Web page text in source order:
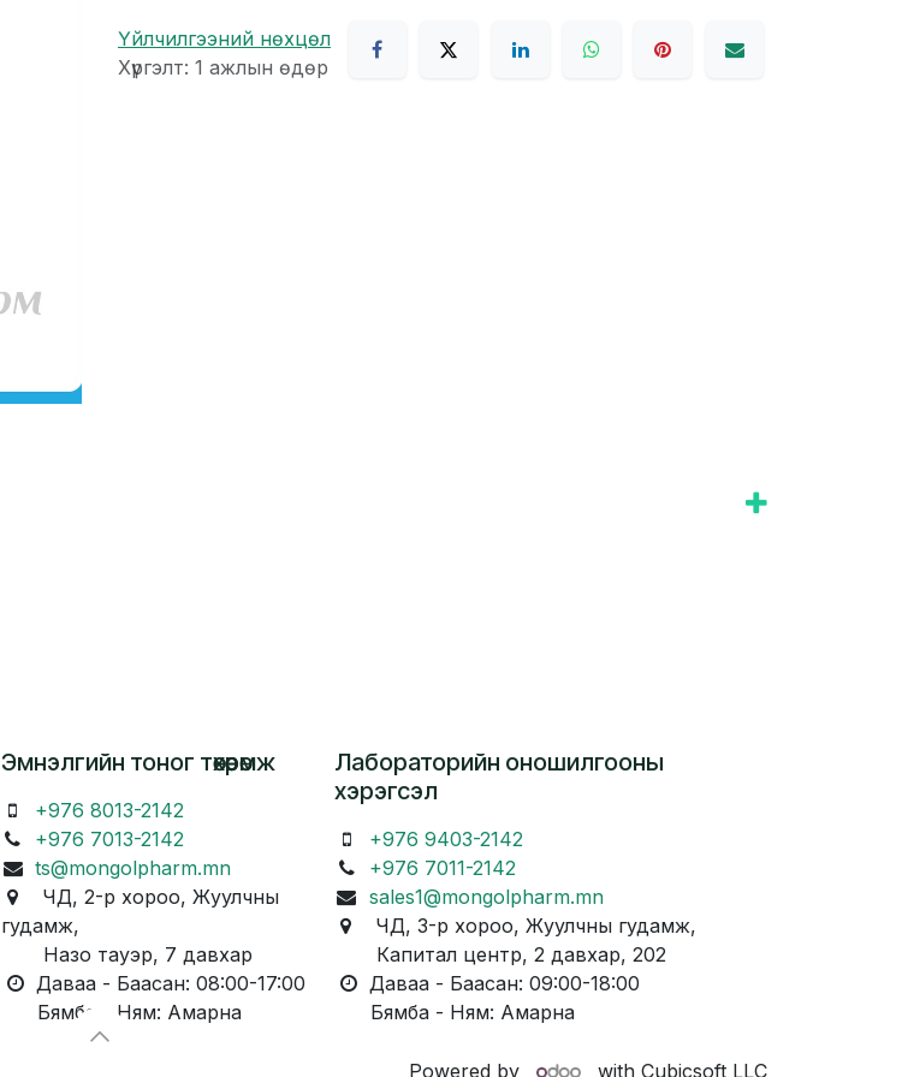
Үйлчилгээний нөхцөл
Хүргэлт: 1 ажлын өдөр
Лабораторийн оношилгооны
хэрэгсэл
+976 9403-2142
+976 7011-2142
sales1@mongolpharm.mn
ЧД, 3-р хороо, Жуулчны гудамж,
Капитал центр, 2 давхар, 202
Даваа - Баасан: 09:00-18:00
Бямба - Ням: Амарна
Эмнэлгийн тоног төхөөрөмж
+976 8013-2142
+976 7013-2142
ts@mongolpharm.mn
ЧД, 2-р хороо, Жуулчны
гудамж,
Назо тауэр, 7 давхар
Даваа - Баасан: 08:00-17:00
Бямба - Ням: Амарна
Powered by with Cubicsoft LLC